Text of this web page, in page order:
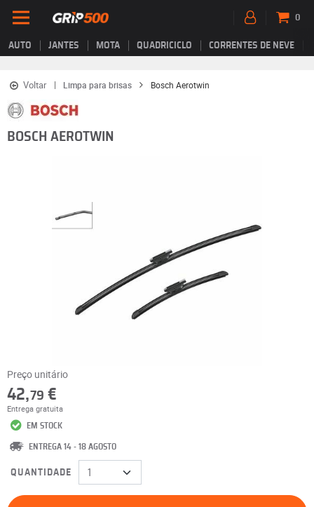
AUTO JANTES MOTA QUADRICICLO CORRENTES DE NEVE
0
Voltar Limpa para brisas Bosch Aerotwin
BOSCH AEROTWIN
Preço unitário
42,79 €
Entrega gratuita
EM STOCK
ENTREGA 14 - 18 AGOSTO
QUANTIDADE